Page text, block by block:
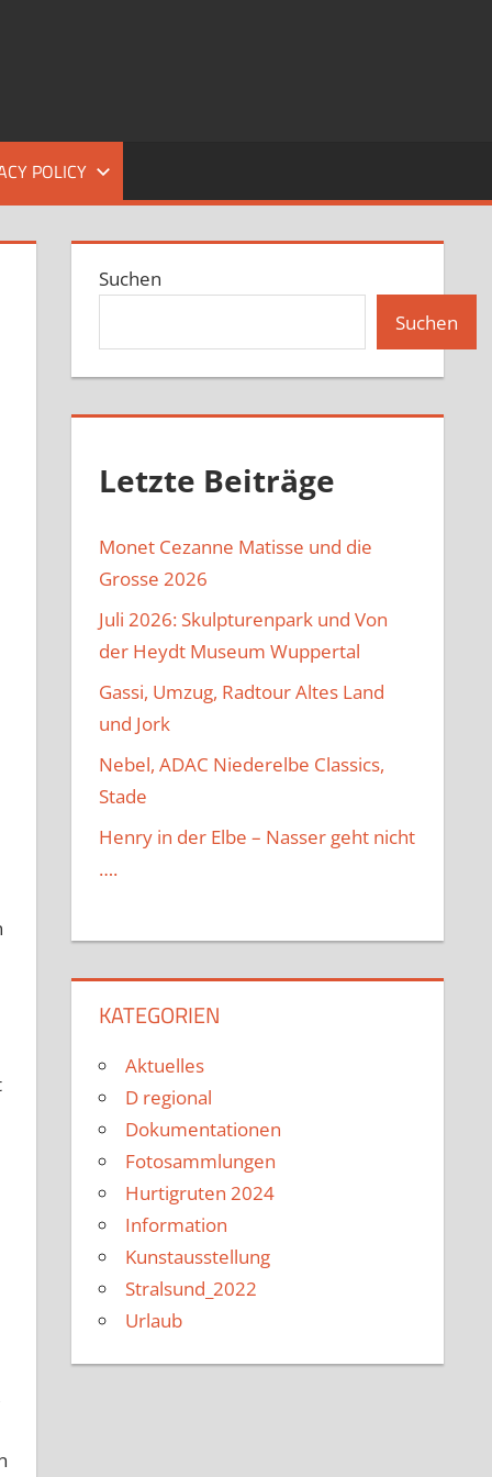
POLICY
Suchen
Suchen
Letzte Beiträge
Monet Cezanne Matisse und die
Grosse 2026
Juli 2026: Skulpturenpark und Von
der Heydt Museum Wuppertal
Gassi, Umzug, Radtour Altes Land
und Jork
Nebel, ADAC Niederelbe Classics,
Stade
Henry in der Elbe – Nasser geht nicht
….
KATEGORIEN
Aktuelles
D regional
Dokumentationen
Fotosammlungen
Hurtigruten 2024
Information
Kunstausstellung
Stralsund_2022
Urlaub